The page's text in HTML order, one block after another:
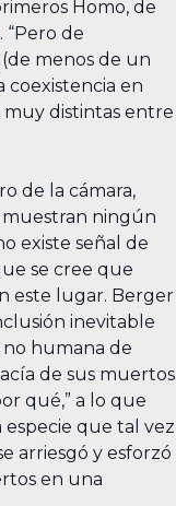
Homo, de
“Pero de
menos de un
coexistencia en
muy distintas entre
de la cámara,
muestran ningún
existe señal de
se cree que
este lugar. Berger
inevitable
humana de
de sus muertos
qué,” a lo que
especie que tal vez
arriesgó y esforzó
en una